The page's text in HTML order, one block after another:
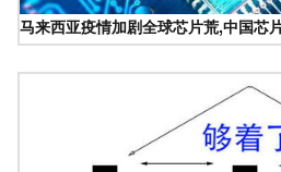
马来西亚疫情加剧全球芯片荒,中国芯